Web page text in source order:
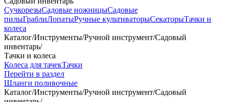
СучкорезыСадовые ножницыСадовые
пилыГраблиЛопатыРучные культиваторыСекаторыТачки и
колеса
Каталог/Инструменты/Ручной инструмент/Садовый
инвентарь/
Тачки и колеса
Колеса для тачекТачки
Перейти в раздел
Шланги поливочные
Каталог/Инструменты/Ручной инструмент/Садовый